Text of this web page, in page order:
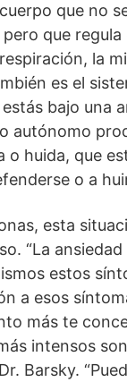
que no
que regula
la
es el
bajo una
autónomo
o huida, que
o a
esta
“La
estos
a esos
más te
intensos
Barsky.